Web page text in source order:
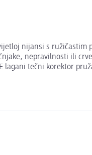
nijansi s
nepravilnosti ili
lagani tečni korektor